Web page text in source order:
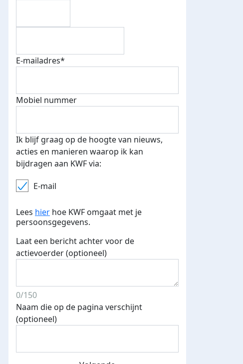
E-mails verstuurd
€500 euro opgehaald: t-shirt
E-mailadres*
Mobiel nummer
Ik blijf graag op de hoogte van nieuws,
acties en manieren waarop ik kan
bijdragen aan KWF via:
E-mail
Lees hier hoe KWF omgaat met je
persoonsgegevens.
Laat een bericht achter voor de
actievoerder (optioneel)
0/150
Naam die op de pagina verschijnt
(optioneel)